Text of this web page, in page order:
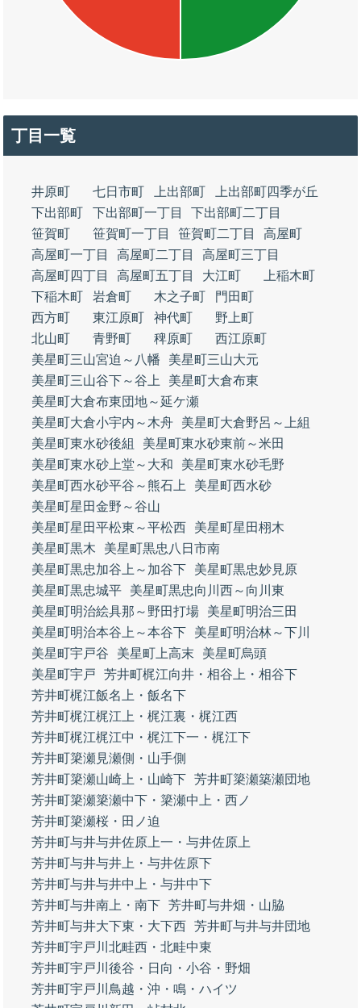
丁目一覧
井原町 七日市町 上出部町
上出部町四季が丘
下出部町
下出部町一丁目
下出部町二丁目
笹賀町
笹賀町一丁目 笹賀町二丁目
高屋町
高屋町一丁目
高屋町二丁目
高屋町三丁目
高屋町四丁目
高屋町五丁目 大江町
上稲木町
下稲木町
岩倉町 木之子町
門田町
西方町
東江原町 神代町
野上町
北山町
青野町 稗原町
西江原町
美星町三山宮迫～八幡
美星町三山大元
美星町三山谷下～谷上
美星町大倉布東
美星町大倉布東団地～延ケ瀬
美星町大倉小宇内～木舟
美星町大倉野呂～上組
美星町東水砂後組
美星町東水砂東前～米田
美星町東水砂上堂～大和
美星町東水砂毛野
美星町西水砂平谷～熊石上
美星町西水砂
美星町星田金野～谷山
美星町星田平松東～平松西
美星町星田栩木
美星町黒木
美星町黒忠八日市南
美星町黒忠加谷上～加谷下
美星町黒忠妙見原
美星町黒忠城平
美星町黒忠向川西～向川東
美星町明治絵具那～野田打場
美星町明治三田
美星町明治本谷上～本谷下
美星町明治林～下川
美星町宇戸谷
美星町上高末
美星町烏頭
美星町宇戸
芳井町梶江向井・相谷上・相谷下
芳井町梶江飯名上・飯名下
芳井町梶江梶江上・梶江裏・梶江西
芳井町梶江梶江中・梶江下一・梶江下
芳井町簗瀬見瀬側・山手側
芳井町簗瀬山崎上・山崎下 芳井町簗瀬築瀬団地
芳井町簗瀬簗瀬中下・簗瀬中上・西ノ
芳井町簗瀬桜・田ノ迫
芳井町与井与井佐原上一・与井佐原上
芳井町与井与井上・与井佐原下
芳井町与井与井中上・与井中下
芳井町与井南上・南下 芳井町与井畑・山脇
芳井町与井大下東・大下西 芳井町与井与井団地
芳井町宇戸川北畦西・北畦中東
芳井町宇戸川後谷・日向・小谷・野畑
芳井町宇戸川鳥越・沖・鳴・ハイツ